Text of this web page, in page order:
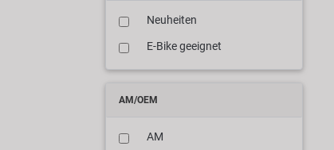
Neuheiten
E-Bike geeignet
AM/OEM
AM